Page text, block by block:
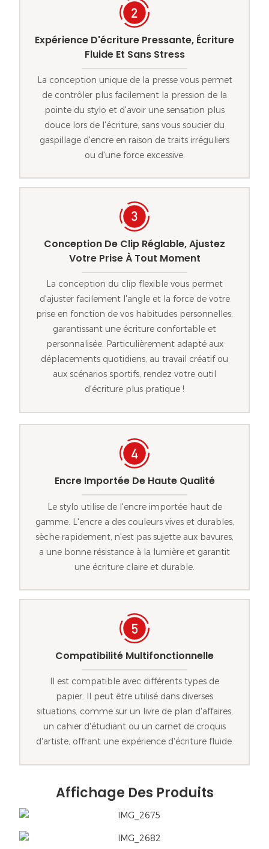
Expérience D'écriture Pressante, Écriture
Fluide Et Sans Stress
La conception unique de la presse vous permet
de contrôler plus facilement la pression de la
pointe du stylo et d'avoir une sensation plus
douce lors de l'écriture, sans vous soucier du
gaspillage d'encre en raison de traits irréguliers
ou d'une force excessive.
Conception De Clip Réglable, Ajustez
Votre Prise À Tout Moment
La conception du clip flexible vous permet
d'ajuster facilement l'angle et la force de votre
prise en fonction de vos habitudes personnelles,
garantissant une écriture confortable et
personnalisée. Particulièrement adapté aux
déplacements quotidiens, au travail créatif ou
aux scénarios sportifs, rendez votre outil
d'écriture plus pratique !
Encre Importée De Haute Qualité
Le stylo utilise de l'encre importée haut de
gamme. L'encre a des couleurs vives et durables,
sèche rapidement, n'est pas sujette aux bavures,
a une bonne résistance à la lumière et garantit
une écriture claire et durable.
Compatibilité Multifonctionnelle
Il est compatible avec différents types de
papier. Il peut être utilisé dans diverses
situations, comme sur un livre de plan d'affaires,
un cahier d'étudiant ou un carnet de croquis
d'artiste, offrant une expérience d'écriture fluide.
Affichage Des Produits